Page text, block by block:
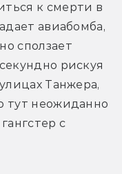
к смерти в
авиабомба,
сползает
рискуя
Танжера,
тут неожиданно
с